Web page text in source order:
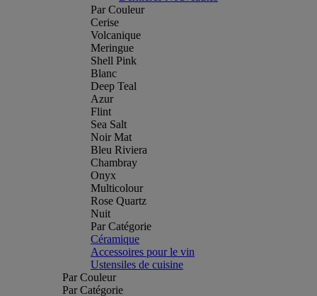
Par Couleur
Cerise
Volcanique
Meringue
Shell Pink
Blanc
Deep Teal
Azur
Flint
Sea Salt
Noir Mat
Bleu Riviera
Chambray
Onyx
Multicolour
Rose Quartz
Nuit
Par Catégorie
Céramique
Accessoires pour le vin
Ustensiles de cuisine
Par Couleur
Par Catégorie